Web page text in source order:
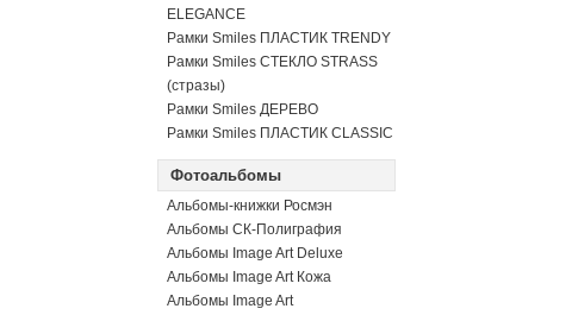
ELEGANCE
Рамки Smiles ПЛАСТИК TRENDY
Рамки Smiles СТЕКЛО STRASS
(стразы)
Рамки Smiles ДЕРЕВО
Рамки Smiles ПЛАСТИК CLASSIC
Фотоальбомы
Альбомы-книжки Росмэн
Альбомы СК-Полиграфия
Альбомы Image Art Deluxe
Альбомы Image Art Кожа
Альбомы Image Art